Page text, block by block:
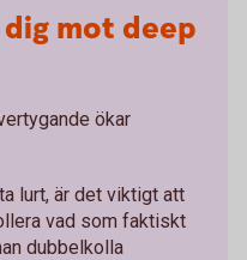
dig mot deep
ökar
lurt, är det viktigt att
vad som faktiskt
dubbelkolla